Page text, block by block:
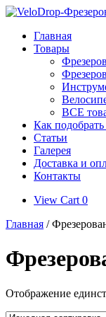
Skip
contentГлавная
Товары
ВСЕ
Как подобрать
Статьи
Галерея
Доставка и
Контакты
View
cart
View Cart 0
Главная /
Отображение